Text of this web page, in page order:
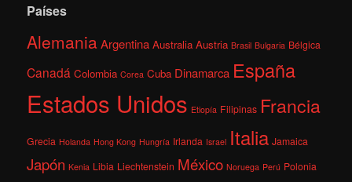
Países
AlemaniaArgentina Australia Austria Brasil Bulgaria Bélgica
Canadá Colombia Corea Cuba Dinamarca España
Estados Unidos Etiopía Filipinas Francia
Grecia Holanda Hong Kong Hungría Irlanda Israel Italia Jamaica
Japón Kenia Libia Liechtenstein México Noruega Perú Polonia